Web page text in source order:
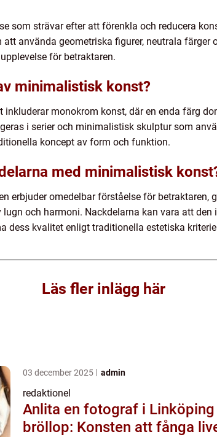
som strävar efter att förenkla och reducera
använda geometriska figurer, neutrala
för betraktaren.
minimalistisk konst?
monokrom konst, där en enda färg
i serier och minimalistisk skulptur som
koncept av form och funktion.
med minimalistisk
erbjuder omedelbar förståelse för betraktaren,
och harmoni. Nackdelarna kan vara att
dess kvalitet enligt traditionella estetiska
Läs fler inlägg här
03 december 2025 admin
redaktionel
Anlita en fotograf i Linköping
bröllop: Konsten att fånga